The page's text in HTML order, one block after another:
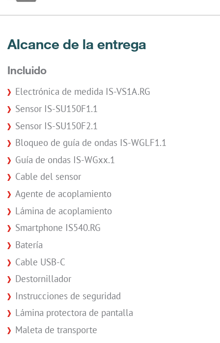
Alcance de la entrega
Incluido
Electrónica de medida IS-VS1A.RG
Sensor IS-SU150F1.1
Sensor IS-SU150F2.1
Bloqueo de guía de ondas IS-WGLF1.1
Guía de ondas IS-WGxx.1
Cable del sensor
Agente de acoplamiento
Lámina de acoplamiento
Smartphone IS540.RG
Batería
Cable USB-C
Destornillador
Instrucciones de seguridad
Lámina protectora de pantalla
Maleta de transporte